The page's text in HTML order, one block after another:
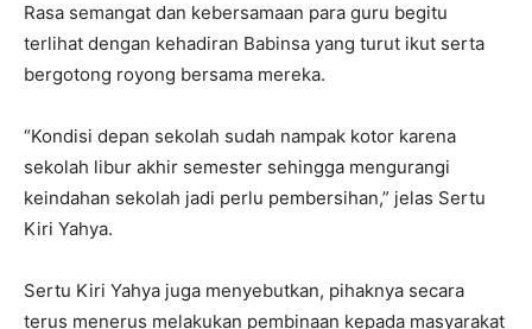
Rasa semangat dan kebersamaan para guru begitu
terlihat dengan kehadiran Babinsa yang turut ikut serta
bergotong royong bersama mereka.
“Kondisi depan sekolah sudah nampak kotor karena
sekolah libur akhir semester sehingga mengurangi
keindahan sekolah jadi perlu pembersihan,” jelas Sertu
Kiri Yahya.
Sertu Kiri Yahya juga menyebutkan, pihaknya secara
terus menerus melakukan pembinaan kepada masyarakat